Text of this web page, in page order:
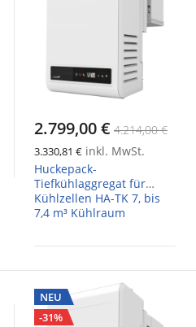
2.799,00 € 4.214,00 €
3.330,81 € inkl. MwSt.
Huckepack-
Tiefkühlaggregat für
Kühlzellen HA-TK 7, bis
7,4 m³ Kühlraum
NEU
-31%